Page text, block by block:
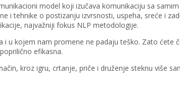
model koji izučava komunikaciju sa
i tehnike o postizanju izvrsnosti, uspeha, sreće i
najvažniji fokus NLP metodologije.
kojem nam promene ne padaju teško. Zato ćete
efikasna.
kroz igru, crtanje, priče i druženje steknu više